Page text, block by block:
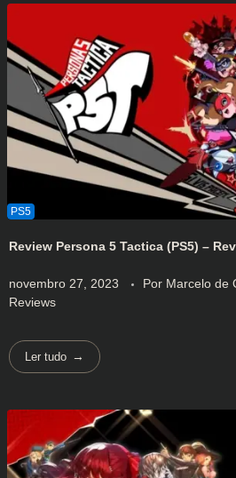
Review Persona 5 Tactica (PS5) –
novembro 27, 2023 Por Marcelo de
Reviews
Ler tudo